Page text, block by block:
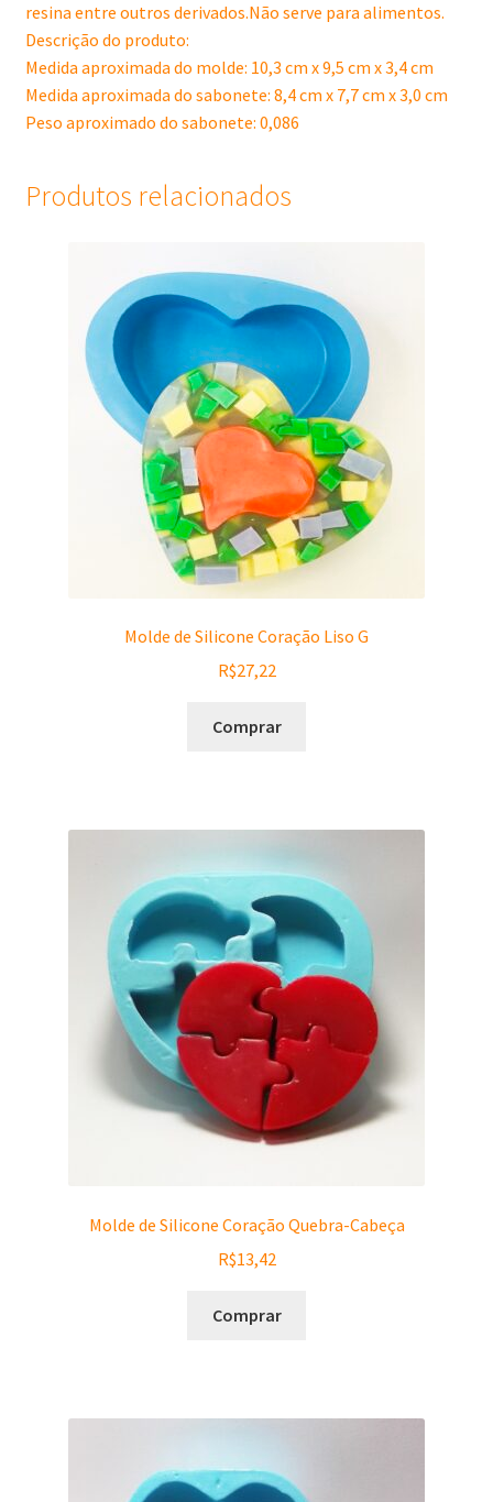
resina entre outros derivados.Não serve para alimentos.
Descrição do produto:
Medida aproximada do molde: 10,3 cm x 9,5 cm x 3,4 cm
Medida aproximada do sabonete: 8,4 cm x 7,7 cm x 3,0 cm
Peso aproximado do sabonete: 0,086
Produtos relacionados
Molde de Silicone Coração Liso G
R$27,22
Comprar
Molde de Silicone Coração Quebra-Cabeça
R$13,42
Comprar